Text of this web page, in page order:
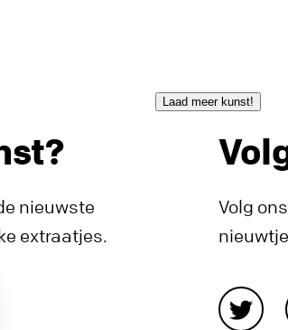
Laad meer kunst!
nieuwste
extraatjes.
Volg